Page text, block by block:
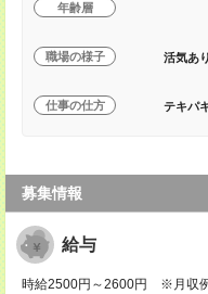
年齢層
職場の様子 活気あり
仕事の仕方 テキパ
募集情報
給与
時給2500円～2600円 ※月収